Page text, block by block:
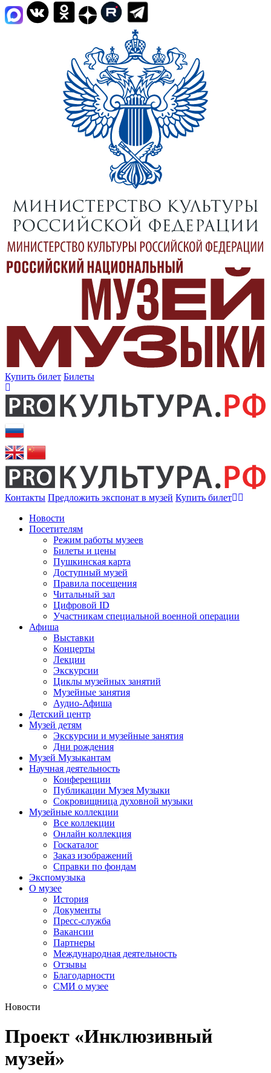
Купить билет Билеты
Контакты Предложить экспонат в музей Купить билет
Новости
Посетителям
Режим работы музеев
Билеты и цены
Пушкинская карта
Доступный музей
Правила посещения
Читальный зал
Цифровой ID
Участникам специальной военной операции
Афиша
Выставки
Концерты
Лекции
Экскурсии
Циклы музейных занятий
Музейные занятия
Аудио-Афиша
Детский центр
Музей детям
Экскурсии и музейные занятия
Дни рождения
Музей Музыкантам
Научная деятельность
Конференции
Публикации Музея Музыки
Сокровищница духовной музыки
Музейные коллекции
Все коллекции
Онлайн коллекция
Госкаталог
Заказ изображений
Справки по фондам
Экспомузыка
О музее
История
Документы
Пресс-служба
Вакансии
Партнеры
Международная деятельность
Отзывы
Благодарности
СМИ о музее
Новости
Проект «Инклюзивный
музей»